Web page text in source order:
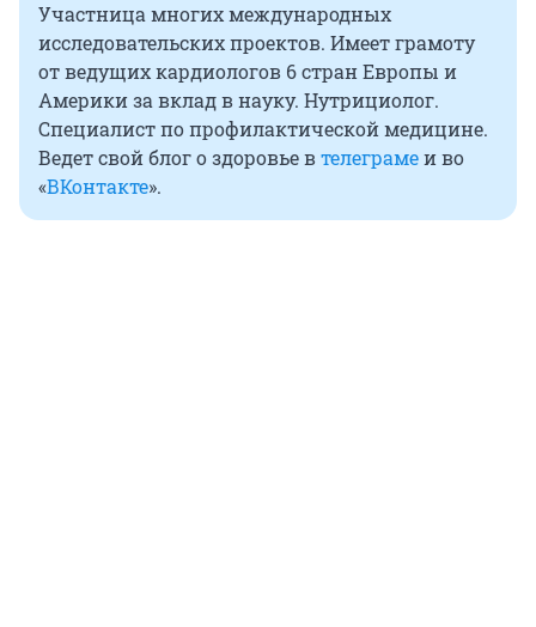
Участница многих международных
исследовательских проектов. Имеет грамоту
от ведущих кардиологов 6 стран Европы и
Америки за вклад в науку. Нутрициолог.
Специалист по профилактической медицине.
Ведет свой блог о здоровье втелеграмеи во
«ВКонтакте».